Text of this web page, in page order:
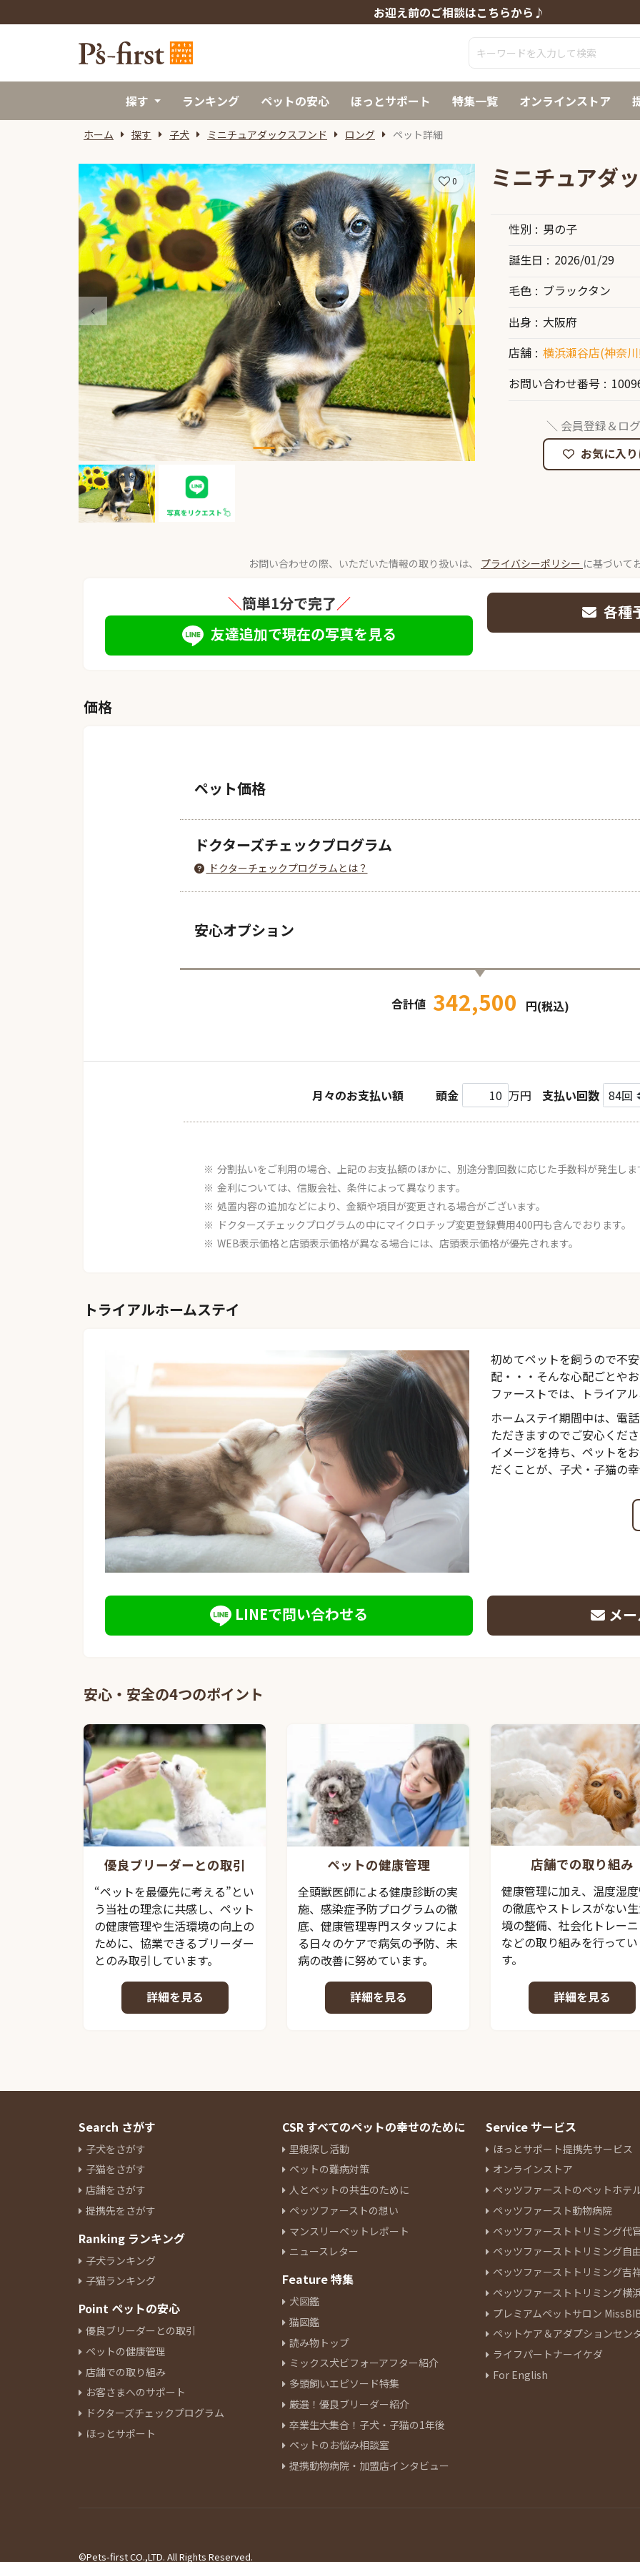
お迎え前のご相談はこちらから♪
探す ランキング ペットの安心 ほっとサポート 特集一覧 オンラインストア
ホーム 探す 子犬 ミニチュアダックスフンド ロング ペット詳細
0 ミニチュアダ
性別
男の子
誕生日
2026/01/29
毛色
ブラックタン
出身
大阪府
店舗
横浜瀬谷店(神奈
お問い合わせ番号
＼ 会員登録＆ロ
お気に入
お問い合わせの際、いただいた情報の取り扱いは、 プライバシーポリシー に基づいて
＼簡単1分で完了／
友達追加で現在の写真を見る
各種
価格
ペット価格
ドクターズチェックプログラム
ドクターチェックプログラムとは？
安心オプション
合計値 342,500 円(税込)
月々のお支払い額 頭金 万円 支払い回数
分割払いをご利用の場合、上記のお支払額のほかに、別途分割回数に応じた手数料が発生しま
金利については、信販会社、条件によって異なります。
処置内容の追加などにより、金額や項目が変更される場合がございます。
ドクターズチェックプログラムの中にマイクロチップ変更登録費用400円も含んでおります。
WEB表示価格と店頭表示価格が異なる場合には、店頭表示価格が優先されます。
トライアルホームステイ
初めてペットを飼うので不
配・・・そんな心配ごとや
ファーストでは、トライア
ホームステイ期間中は、電
ただきますのでご安心くだ
イメージを持ち、ペットを
だくことが、子犬・子猫の
LINEで問い合わせる メ
安心・安全の4つのポイント
優良ブリーダーとの取引
“ペットを最優先に考える”とい
う当社の理念に共感し、ペット
の健康管理や生活環境の向上の
ために、協業できるブリーダー
とのみ取引しています。
詳細を見る
ペットの健康管理
全頭獣医師による健康診断の実
施、感染症予防プログラムの徹
底、健康管理専門スタッフによ
る日々のケアで病気の予防、未
病の改善に努めています。
詳細を見る
店舗での取り組み
健康管理に加え、温度湿
の徹底やストレスがない
境の整備、社会化トレー
などの取り組みを行って
す。
詳細を見る
Search さがす
子犬をさがす
子猫をさがす
店舗をさがす
提携先をさがす
Ranking ランキング
子犬ランキング
子猫ランキング
Point ペットの安心
優良ブリーダーとの取引
ペットの健康管理
店舗での取り組み
お客さまへのサポート
ドクターズチェックプログラム
ほっとサポート
CSR すべてのペットの幸せのために
里親探し活動
ペットの難病対策
人とペットの共生のために
ペッツファーストの想い
マンスリーペットレポート
ニュースレター
Feature 特集
犬図鑑
猫図鑑
読み物トップ
ミックス犬ビフォーアフター紹介
多頭飼いエピソード特集
厳選！優良ブリーダー紹介
卒業生大集合！子犬・子猫の1年後
ペットのお悩み相談室
提携動物病院・加盟店インタビュー
Service サービス
ほっとサポート提携先サービス
オンラインストア
ペッツファーストのペットホテ
ペッツファースト動物病院
ペッツファーストトリミング代
ペッツファーストトリミング自
ペッツファーストトリミング吉
ペッツファーストトリミング横
プレミアムペットサロン
ペットケア＆アダプションセン
ライフパートナーイケダ
For English
©Pets-first CO.,LTD. All Rights Reserved.